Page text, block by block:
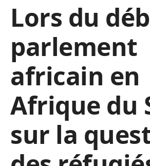
Lors du
parlement
africain en
Afrique du
sur la